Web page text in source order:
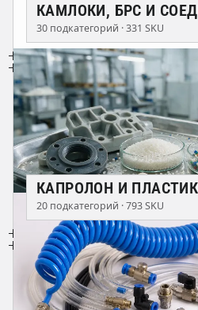
КАМЛОКИ, БРС И
30 подкатегорий · 331 SKU
КАПРОЛОН И
20 подкатегорий · 793 SKU